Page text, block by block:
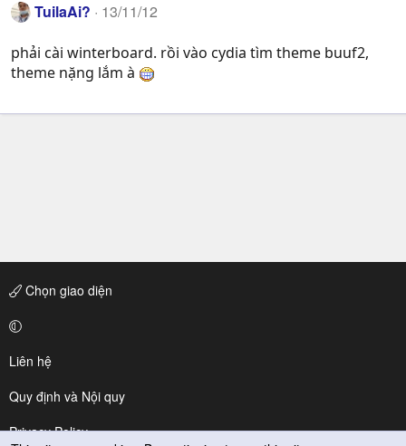
TuilaAi? 13/11/12
phải cài winterboard. rồi vào cydia tìm theme buuf2,
theme nặng lắm à
Chọn giao diện
Liên hệ
Quy định và Nội quy
Privacy Policy